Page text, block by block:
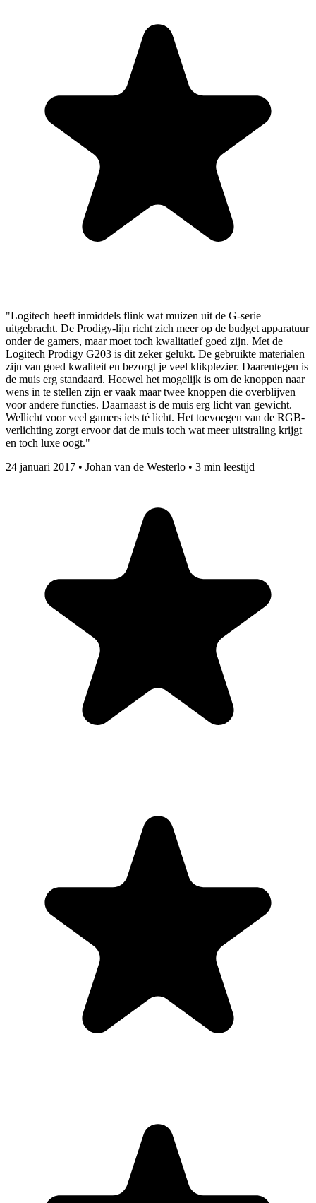
"Logitech heeft inmiddels flink wat muizen uit de G-serie
uitgebracht. De Prodigy-lijn richt zich meer op de budget apparatuur
onder de gamers, maar moet toch kwalitatief goed zijn. Met de
Logitech Prodigy G203 is dit zeker gelukt. De gebruikte materialen
zijn van goed kwaliteit en bezorgt je veel klikplezier. Daarentegen is
de muis erg standaard. Hoewel het mogelijk is om de knoppen naar
wens in te stellen zijn er vaak maar twee knoppen die overblijven
voor andere functies. Daarnaast is de muis erg licht van gewicht.
Wellicht voor veel gamers iets té licht. Het toevoegen van de RGB-
verlichting zorgt ervoor dat de muis toch wat meer uitstraling krijgt
en toch luxe oogt."
24 januari 2017 • Johan van de Westerlo • 3 min leestijd